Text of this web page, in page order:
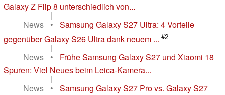
Galaxy Z Flip 8 unterschiedlich von...
|
News
•
Samsung Galaxy S27 Ultra: 4 Vorteile
gegenüber Galaxy S26 Ultra dank neuem ... #2
|
News
•
Frühe Samsung Galaxy S27 und Xiaomi 18
Spuren: Viel Neues beim Leica-Kamera...
|
News
•
Samsung Galaxy S27 Pro vs. Galaxy S27